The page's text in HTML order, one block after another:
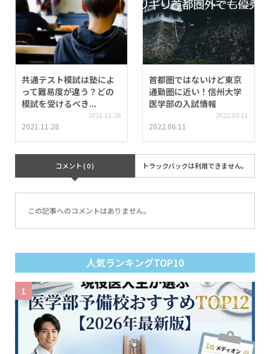
共通テスト模試は塾によ
って難易度が違う？どの
模試を受けるべき...
2021.11.28
2021.11.28
首都圏ではないけど東京
通勤圏に近い！信州大学
医学部の入試情報
2022.06.11
2022.06.11
コメント ( 0 ) トラックバックは利用できません。
この記事へのコメントはありません。
人気ランキングTOP10
1